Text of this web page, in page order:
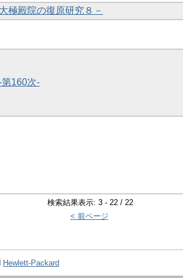
極殿院の復原研究８－
160次-
検索結果表示: 3 - 22 / 22
< 前ページ
Hewlett-Packard